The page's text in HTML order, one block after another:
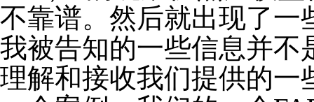
不靠谱。然后就出现了一
我被告知的一些信息并不
理解和接收我们提供的一